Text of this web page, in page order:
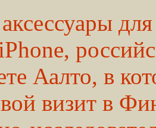
Аалто, в
визит в